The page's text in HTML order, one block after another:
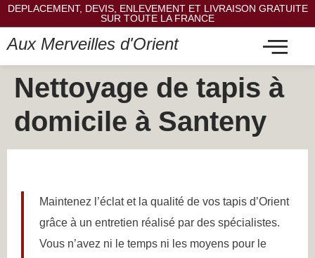
DEPLACEMENT, DEVIS, ENLEVEMENT ET LIVRAISON GRATUITE
SUR TOUTE LA FRANCE
Aux Merveilles d'Orient
Nettoyage de tapis à
domicile à Santeny
Maintenez l’éclat et la qualité de vos tapis d’Orient
grâce à un entretien réalisé par des spécialistes.
Vous n’avez ni le temps ni les moyens pour le